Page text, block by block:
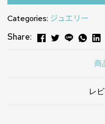
Categories: ジュエリー
Share:
商
レ